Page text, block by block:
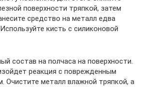
поверхности тряпкой, затем
средство на металл едва
кисть с силиконовой
состав на полчаса на поверхности.
реакция с поврежденным
Очистите металл влажной тряпкой, а